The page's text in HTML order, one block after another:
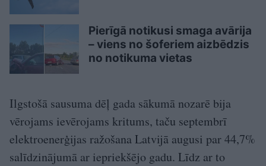
Pierīgā notikusi smaga avārija
– viens no šoferiem aizbēdzis
no notikuma vietas
Ilgstošā sausuma dēļ gada sākumā nozarē bija
vērojams ievērojams kritums, taču septembrī
elektroenerģijas ražošana Latvijā augusi par 44,7%
salīdzinājumā ar iepriekšējo gadu. Līdz ar to